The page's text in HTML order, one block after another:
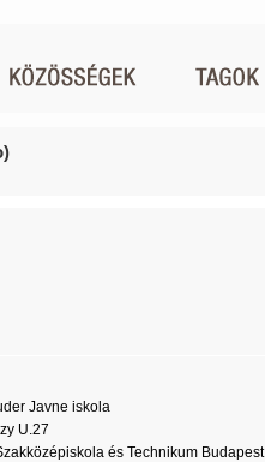
Javne iskola
U.27
és Technikum Budapest